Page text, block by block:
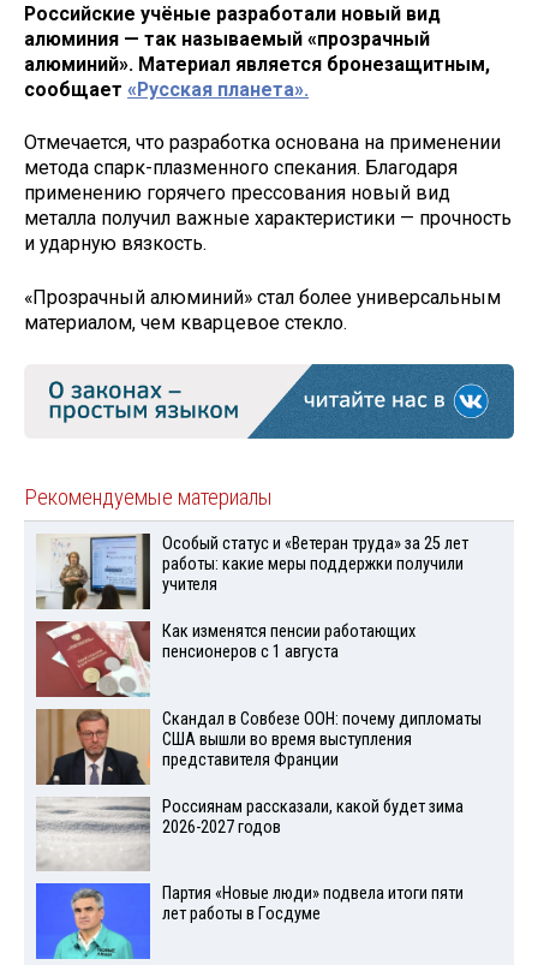
Российские учёные разработали новый вид
алюминия — так называемый «прозрачный
алюминий». Материал является бронезащитным,
сообщает «Русская планета».
Отмечается, что разработка основана на применении
метода спарк-плазменного спекания. Благодаря
применению горячего прессования новый вид
металла получил важные характеристики — прочность
и ударную вязкость.
«Прозрачный алюминий» стал более универсальным
материалом, чем кварцевое стекло.
Рекомендуемые материалы
Особый статус и «Ветеран труда» за 25 лет
работы: какие меры поддержки получили
учителя
Как изменятся пенсии работающих
пенсионеров с 1 августа
Скандал в Совбезе ООН: почему дипломаты
США вышли во время выступления
представителя Франции
Россиянам рассказали, какой будет зима
2026-2027 годов
Партия «Новые люди» подвела итоги пяти
лет работы в Госдуме